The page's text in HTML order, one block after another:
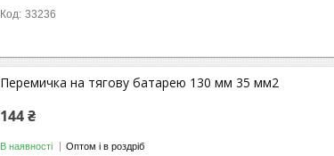
33236
Перемичка на тягову батарею 130 мм 35 мм2
144 ₴
В наявності Оптом і в роздріб